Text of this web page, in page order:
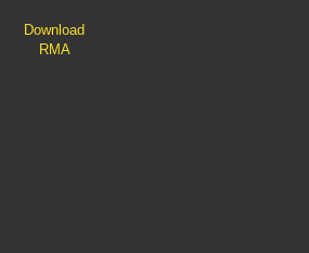
Download
RMA